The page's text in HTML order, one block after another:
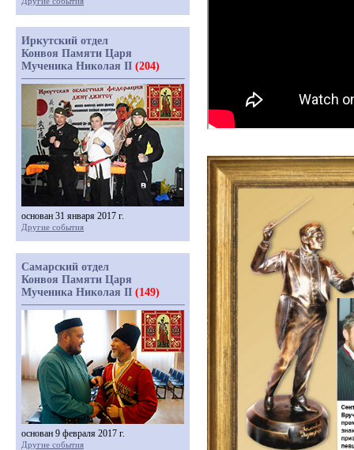
Иркутский отдел
Конвоя Памяти Царя
Мученика Николая II (204)
основан 31 января 2017 г.
Другие события
Самарский отдел
Конвоя Памяти Царя
Мученика Николая II (149)
основан 9 февраля 2017 г.
Другие события